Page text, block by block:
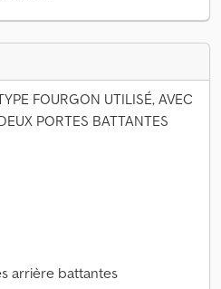
FOURGON UTILISÉ, AVEC
PORTES BATTANTES
arrière battantes